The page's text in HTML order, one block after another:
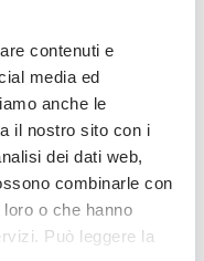
contenuti e
media ed
anche le
il nostro sito con i
dei dati web,
combinarle con
o che hanno
Può leggere la
la sicurezza